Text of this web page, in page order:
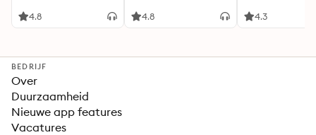
4.8 4.8 4.3
BEDRIJF
Over
Duurzaamheid
Nieuwe app features
Vacatures